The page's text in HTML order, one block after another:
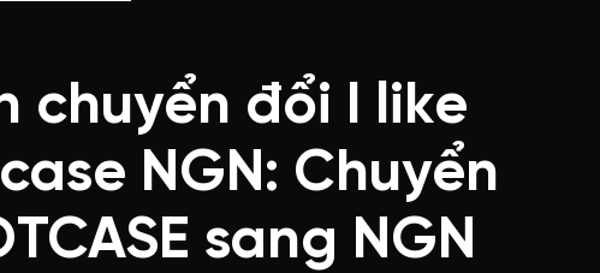
chuyển đổi I like
NGN: Chuyển
sang NGN